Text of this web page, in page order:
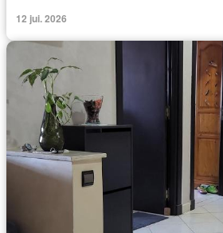
12 jui. 2026